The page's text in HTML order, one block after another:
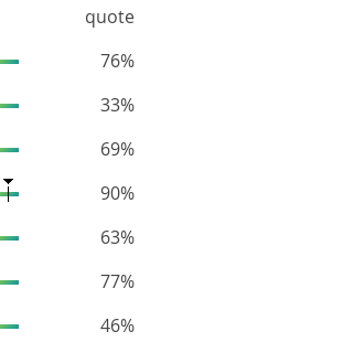
quote
76%
33%
69%
90%
63%
77%
46%